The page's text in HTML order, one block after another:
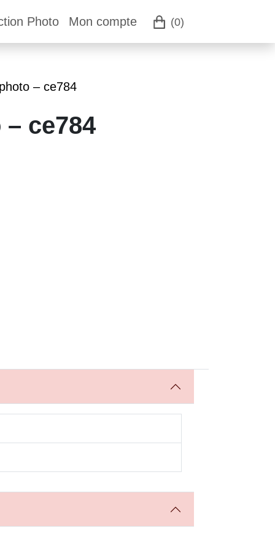
(0)
Photo Mon compte
– ce784
ce784